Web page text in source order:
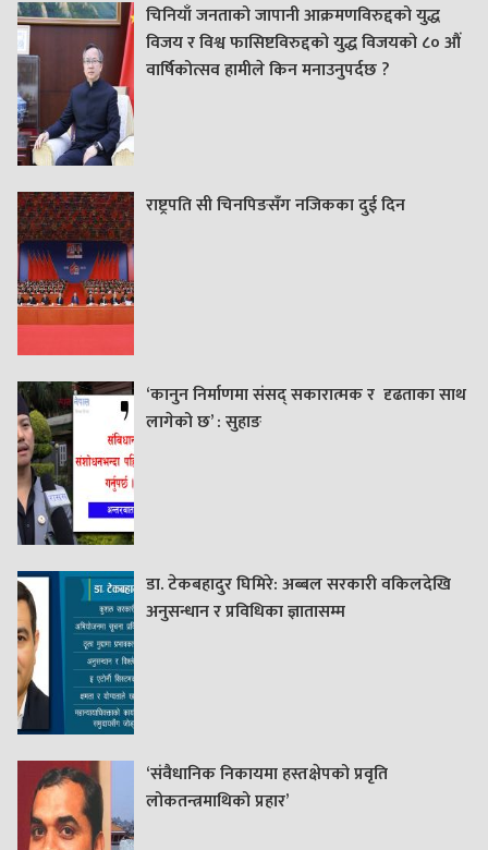
चिनियाँ जनताको जापानी आक्रमणविरुद्दको युद्ध
विजय र विश्व फासिष्टविरुद्दको युद्ध विजयको ८० औं
वार्षिकोत्सव हामीले किन मनाउनुपर्दछ ?
राष्ट्रपति सी चिनपिङसँग नजिकका दुई दिन
‘कानुन निर्माणमा संसद् सकारात्मक र दृढताका साथ
लागेको छ’ : सुहाङ
डा. टेकबहादुर घिमिरे: अब्बल सरकारी वकिलदेखि
अनुसन्धान र प्रविधिका ज्ञातासम्म
‘संवैधानिक निकायमा हस्तक्षेपको प्रवृति
लोकतन्त्रमाथिको प्रहार’